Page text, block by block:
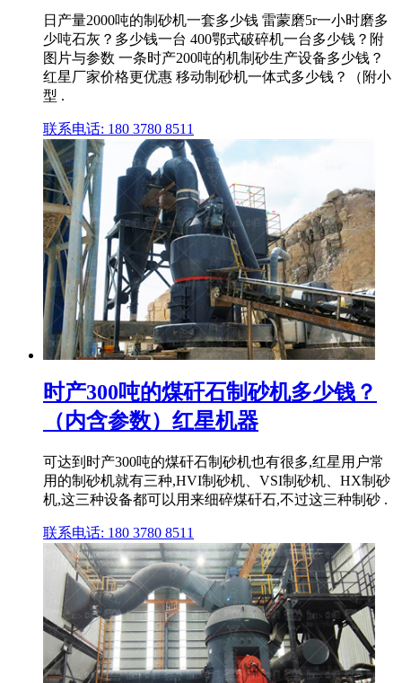
日产量2000吨的制砂机一套多少钱 雷蒙磨5r一小时磨多
少吨石灰？多少钱一台 400鄂式破碎机一台多少钱？附
图片与参数 一条时产200吨的机制砂生产设备多少钱？
红星厂家价格更优惠 移动制砂机一体式多少钱？（附小
型 .
联系电话: 180 3780 8511
时产300吨的煤矸石制砂机多少钱？
（内含参数）红星机器
可达到时产300吨的煤矸石制砂机也有很多,红星用户常
用的制砂机就有三种,HVI制砂机、VSI制砂机、HX制砂
机,这三种设备都可以用来细碎煤矸石,不过这三种制砂 .
联系电话: 180 3780 8511